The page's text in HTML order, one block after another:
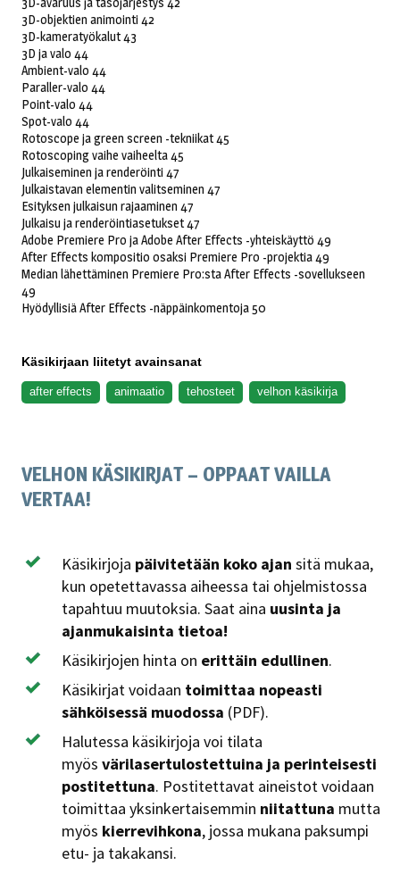
3D-objektien animointi 42
3D-kameratyökalut 43
3D ja valo 44
Ambient-valo 44
Paraller-valo 44
Point-valo 44
Spot-valo 44
Rotoscope ja green screen -tekniikat 45
Rotoscoping vaihe vaiheelta 45
Julkaiseminen ja renderöinti 47
Julkaistavan elementin valitseminen 47
Esityksen julkaisun rajaaminen 47
Julkaisu ja renderöintiasetukset 47
Adobe Premiere Pro ja Adobe After Effects -yhteiskäyttö 49
After Effects kompositio osaksi Premiere Pro -projektia 49
Median lähettäminen Premiere Pro:sta After Effects -sovellukseen
49
Hyödyllisiä After Effects -näppäinkomentoja 50
Käsikirjaan liitetyt avainsanat
after effects animaatio tehosteet velhon käsikirja
VELHON KÄSIKIRJAT – OPPAAT VAILLA
VERTAA!
Käsikirjoja päivitetään koko ajan sitä mukaa,
kun opetettavassa aiheessa tai ohjelmistossa
tapahtuu muutoksia. Saat aina uusinta ja
ajanmukaisinta tietoa!
Käsikirjojen hinta on erittäin edullinen.
Käsikirjat voidaan toimittaa nopeasti
sähköisessä muodossa (PDF).
Halutessa käsikirjoja voi tilata
myösvärilasertulostettuina ja perinteisesti
postitettuna. Postitettavat aineistot voidaan
toimittaa yksinkertaisemmin niitattuna mutta
myös kierrevihkona, jossa mukana paksumpi
etu- ja takakansi.